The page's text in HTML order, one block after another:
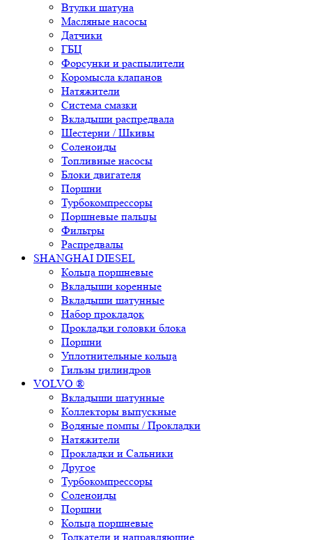
Втулки шатуна
Масляные насосы
Датчики
ГБЦ
Форсунки и распылители
Коромысла клапанов
Натяжители
Система смазки
Вкладыши распредвала
Шестерни / Шкивы
Соленоиды
Топливные насосы
Блоки двигателя
Поршни
Турбокомпрессоры
Поршневые пальцы
Фильтры
Распредвалы
SHANGHAI DIESEL
Кольца поршневые
Вкладыши коренные
Вкладыши шатунные
Набор прокладок
Прокладки головки блока
Поршни
Уплотнительные кольца
Гильзы цилиндров
VOLVO ®
Вкладыши шатунные
Коллекторы выпускные
Водяные помпы / Прокладки
Натяжители
Прокладки и Сальники
Другое
Турбокомпрессоры
Соленоиды
Поршни
Кольца поршневые
Толкатели и направляющие